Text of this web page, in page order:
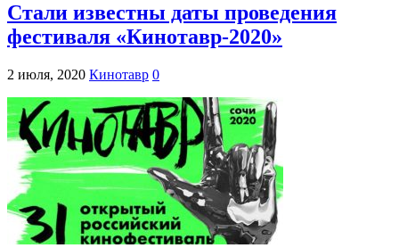
Стали известны даты проведения
фестиваля «Кинотавр-2020»
2 июля, 2020 Кинотавр 0